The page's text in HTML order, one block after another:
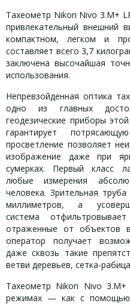
Тахеометр Nikon Nivo 3.M+
привлекательный внешний
компактном, легком и
составляет всего 3,7
заключена высочайшая
использования.
Непревзойденная оптика
одно из главных
геодезические приборы
гарантирует
просветление позволяет
изображение даже при
сумерках. Первый класс
любые измерения
человека. Зрительная
миллиметров, а
система
отраженные от объектов
оператор получает
даже сквозь такие
ветви деревьев, сетка-
Тахеометр Nikon Nivo
режимах — как с помощью